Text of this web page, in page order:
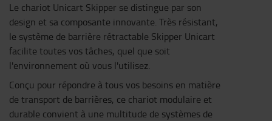
Le chariot Unicart Skipper se distingue par son
design et sa composante innovante. Très résistant,
le système de barrière rétractable Skipper Unicart
facilite toutes vos tâches, quel que soit
l'environnement où vous l'utilisez.
Conçu pour répondre à tous vos besoins en matière
de transport de barrières, ce chariot modulaire et
durable convient à une multitude de systèmes de